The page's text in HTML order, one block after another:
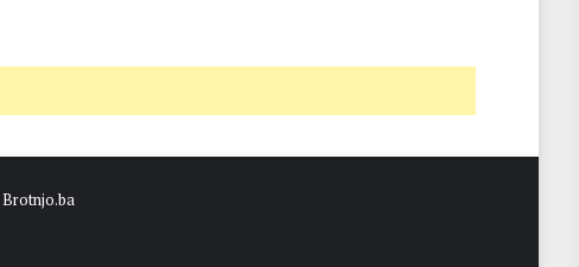
Brotnjo.ba